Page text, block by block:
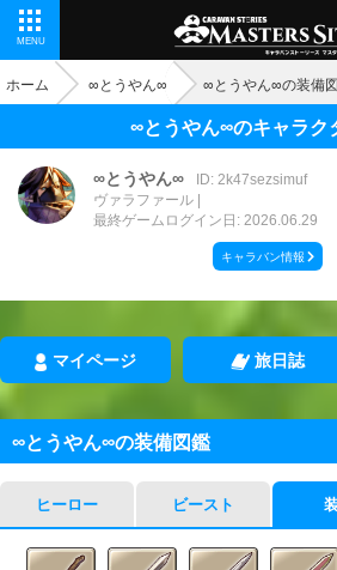
MENU
ホーム ∞とうやん∞ ∞とうやん∞の装備
∞とうやん∞のキャラク
∞とうやん∞
ID: 2k47sezsimuf
ヴァラファール
最終ゲームログイン日: 2026.06.29
キャラバン情報
マイページ 旅日誌
∞とうやん∞の装備図鑑
ヒーロー ビースト